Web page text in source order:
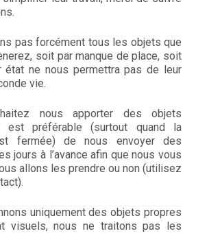
pas forcément tous les objets que
soit par manque de place, soit
état ne nous permettra pas de leur
vie.
nous apporter des objets
est préférable (surtout quand la
fermée) de nous envoyer des
jours à l’avance afin que nous vous
allons les prendre ou non (utilisez
uniquement des objets propres
visuels, nous ne traitons pas les